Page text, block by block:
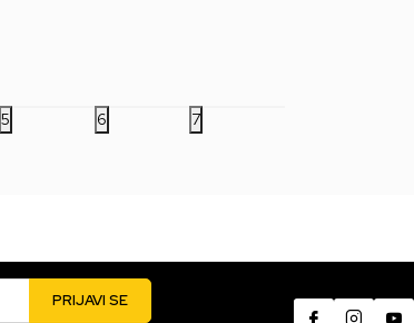
5 6 7
PRIJAVI SE